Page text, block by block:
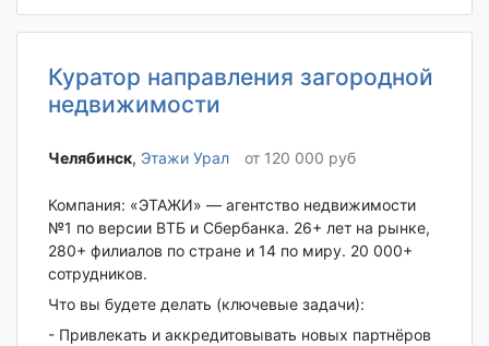
Куратор направления загородной
недвижимости
Челябинск‎, Этажи Урал от 120 000 руб
Компания: «ЭТАЖИ» — агентство недвижимости
№1 по версии ВТБ и Сбербанка. 26+ лет на рынке,
280+ филиалов по стране и 14 по миру. 20 000+
сотрудников.
Что вы будете делать (ключевые задачи):
- Привлекать и аккредитовывать новых партнёров